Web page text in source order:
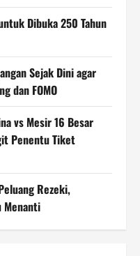
Dibuka 250 Tahun
Sejak Dini agar
dan FOMO
vs Mesir 16 Besar
Penentu Tiket
Rezeki,
Menanti